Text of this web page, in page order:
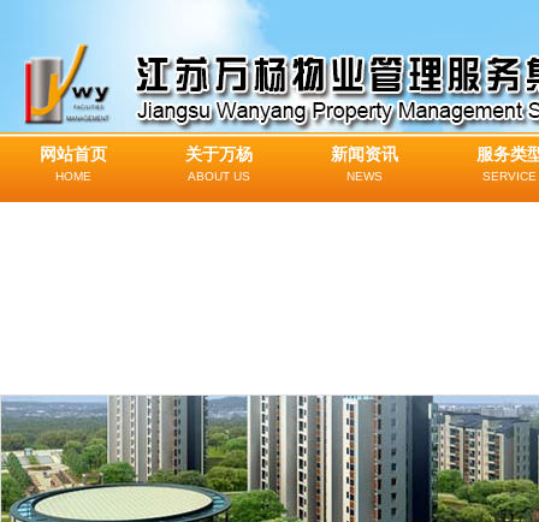
网站首页
HOME
关于万杨
ABOUT US
新闻资讯
NEWS
服务类
SERVICE